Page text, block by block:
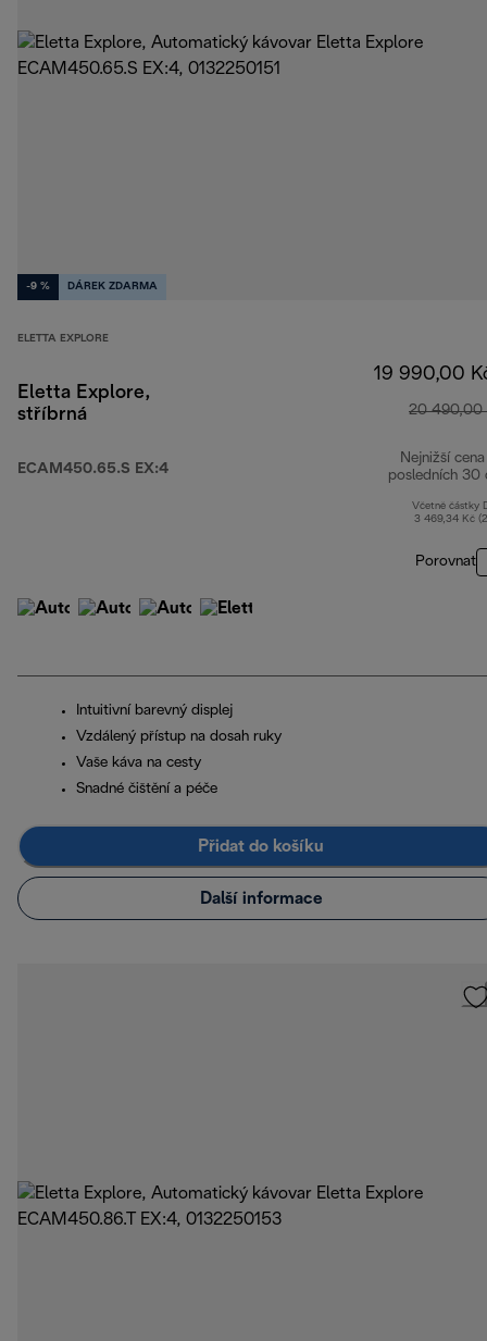
-9 % DÁREK ZDARMA
ELETTA EXPLORE
Eletta Explore,
stříbrná
ECAM450.65.S EX:4
19 990,00
20 490,00
Nejnižší
posledních 30
Včetně částky
3 469,34 Kč
Porovnat
Intuitivní barevný displej
Vzdálený přístup na dosah ruky
Vaše káva na cesty
Snadné čištění a péče
Přidat do košíku
Další informace